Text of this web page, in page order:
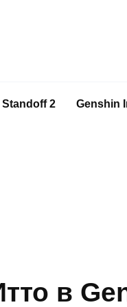
Standoff 2 Genshin
в